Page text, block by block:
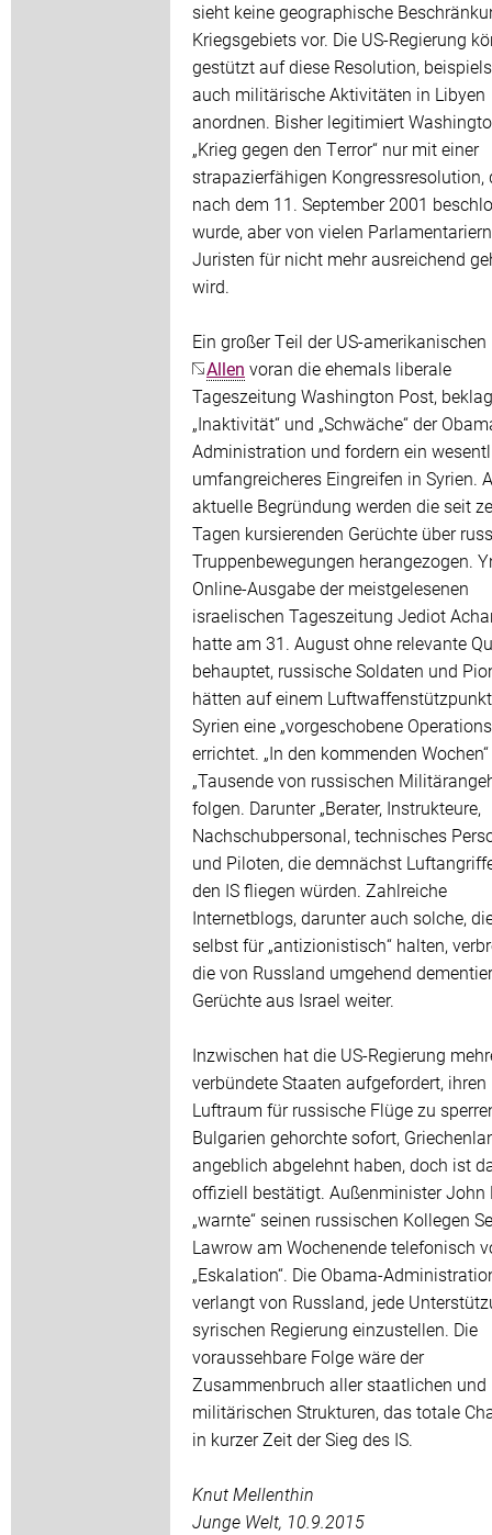
sieht keine geographische
Kriegsgebiets vor. Die US-Regierung
gestützt auf diese Resolution,
auch militärische Aktivitäten in Libyen
anordnen. Bisher legitimiert
„Krieg gegen den Terror“ nur mit einer
strapazierfähigen Kongressresolution,
nach dem 11. September 2001
wurde, aber von vielen
Juristen für nicht mehr ausreichend
wird.
Ein großer Teil der US-amerikanischen
Allen voran die ehemals liberale
Tageszeitung Washington Post,
„Inaktivität“ und „Schwäche“ der
Administration und fordern ein
umfangreicheres Eingreifen in Syrien.
aktuelle Begründung werden die seit
Tagen kursierenden Gerüchte über
Truppenbewegungen herangezogen.
Online-Ausgabe der meistgelesenen
israelischen Tageszeitung Jediot
hatte am 31. August ohne relevante
behauptet, russische Soldaten und
hätten auf einem
Syrien eine „vorgeschobene
errichtet. „In den kommenden
„Tausende von russischen
folgen. Darunter „Berater, Instrukteure,
Nachschubpersonal, technisches
und Piloten, die demnächst
den IS fliegen würden. Zahlreiche
Internetblogs, darunter auch solche,
selbst für „antizionistisch“ halten,
die von Russland umgehend
Gerüchte aus Israel weiter.
Inzwischen hat die US-Regierung
verbündete Staaten aufgefordert, ihren
Luftraum für russische Flüge zu
Bulgarien gehorchte sofort,
angeblich abgelehnt haben, doch ist
offiziell bestätigt. Außenminister John
„warnte“ seinen russischen Kollegen
Lawrow am Wochenende telefonisch
„Eskalation“. Die Obama-
verlangt von Russland, jede
syrischen Regierung einzustellen. Die
voraussehbare Folge wäre der
Zusammenbruch aller staatlichen und
militärischen Strukturen, das totale
in kurzer Zeit der Sieg des IS.
Knut Mellenthin
Junge Welt, 10.9.2015